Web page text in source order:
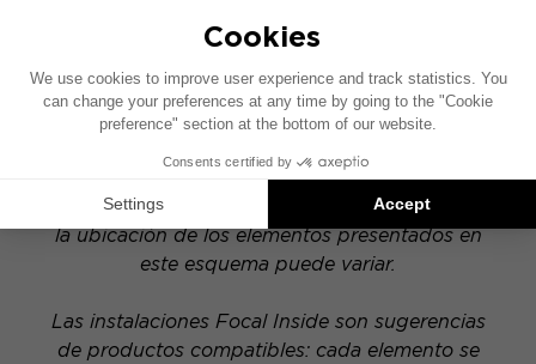
Este esquema de instalación se ha realizado
sistema de audio original de fábrica. Si tu
vehículo dispone de una opción hi-fi específica,
la ubicación de los elementos presentados en
este esquema puede variar.
Las instalaciones Focal Inside son sugerencias
de productos compatibles: cada elemento se